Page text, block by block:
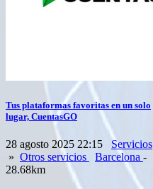
Tus plataformas favoritas en un solo
lugar, CuentasGO
28 agosto 2025 22:15
Servicios
» Otros servicios Barcelona -
28.68km